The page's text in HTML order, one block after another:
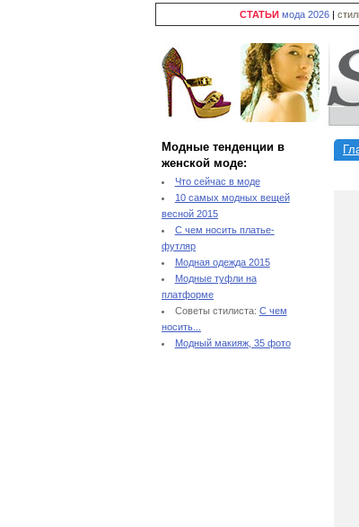
СТАТЬИ мода 2026 |
Модные тенденции в
женской моде:
Что сейчас в моде
10 самых модных вещей
весной 2015
С чем носить платье-
футляр
Модная одежда 2015
Модные туфли на
платформе
Советы стилиста: С чем
носить...
Модный макияж, 35 фото